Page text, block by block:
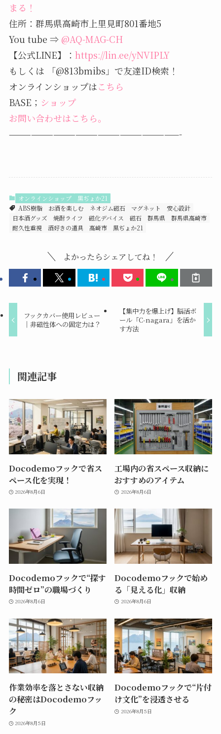
まる！
住所：群馬県高崎市上里見町801番地5
You tube ⇒ @AQ-MAG-CH
【公式LINE】： https://lin.ee/yNVIPLY
もしくは 「@813bmibs」で友達ID検索！
オンラインショップはこちら
BASE； ショップ
お問い合わせはこちら。
———————————————————————-
オンラインショップ
黒ぢょか21
ABS樹脂
お酒を楽しむ ネオジム磁石 マグネット
安心設計
日本酒グッズ
焼酎ライフ 磁化デバイス 磁石 群馬県
群馬県高崎市
耐久性重視
酒好きの道具 高崎市 黒ぢょか21
よかったらシェアしてね！
フックカバー使用レビュー
｜非磁性体への固定力は？
【集中力を爆上げ】脳活ボ
ール「C-nagara」を活か
す方法
関連記事
Docodemoフックで省ス
ペース化を実現！
2026年8月6日
工場内の省スペース収納に
おすすめのアイテム
2026年8月6日
Docodemoフックで“探す
時間ゼロ”の職場づくり
2026年8月6日
Docodemoフックで始め
る「見える化」収納
2026年8月6日
作業効率を落とさない収納
の秘密はDocodemoフッ
ク
2026年8月5日
Docodemoフックで“片付
け文化”を浸透させる
2026年8月5日